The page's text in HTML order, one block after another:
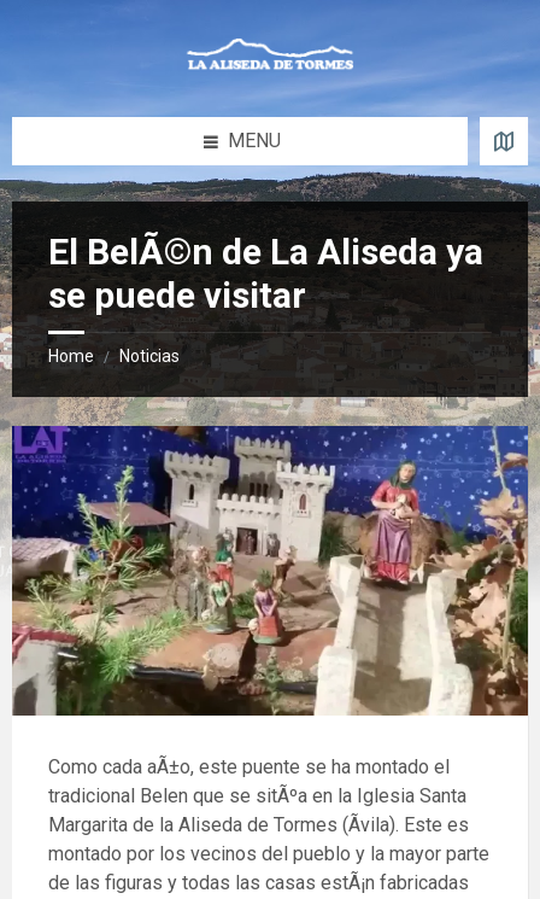
MENU
El BelÃ©n de La Aliseda ya
se puede visitar
Home / Noticias
Como cada aÃ±o, este puente se ha montado el
tradicional Belen que se sitÃºa en la Iglesia Santa
Margarita de la Aliseda de Tormes (Ãvila). Este es
montado por los vecinos del pueblo y la mayor parte
de las figuras y todas las casas estÃ¡n fabricadas